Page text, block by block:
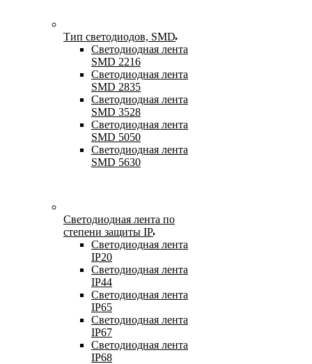
Тип светодиодов, SMD
Cветодиодная лента
SMD 2216
Светодиодная лента
SMD 2835
Светодиодная лента
SMD 3528
Светодиодная лента
SMD 5050
Светодиодная лента
SMD 5630
Светодиодная лента по
степени защиты IP
Светодиодная лента
IP20
Светодиодная лента
IP44
Светодиодная лента
IP65
Светодиодная лента
IP67
Светодиодная лента
IP68